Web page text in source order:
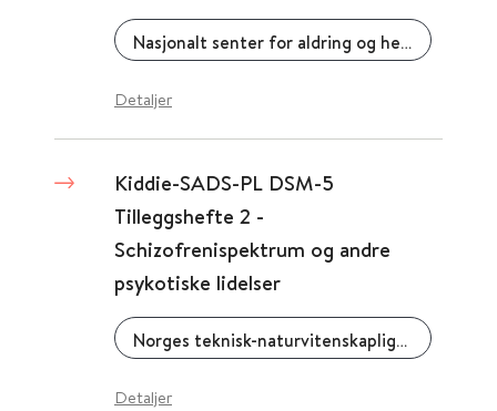
Nasjonalt senter for aldring og helse
Detaljer
Kiddie-SADS-PL DSM-5
Tilleggshefte 2 -
Schizofrenispektrum og andre
psykotiske lidelser
Norges teknisk-naturvitenskaplige universitet (NTNU)
Detaljer